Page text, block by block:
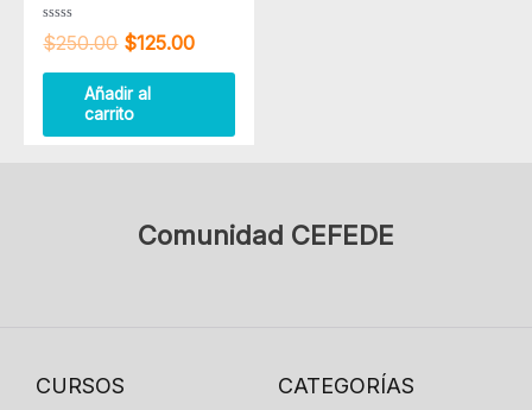
Valorado
con
de
$250.00 $125.00
Añadir al
carrito
Comunidad CEFEDE
CURSOS CATEGORÍAS